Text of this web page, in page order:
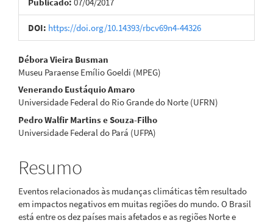
de
artigos
DOI: https://doi.org/10.14393/rbcv69n4-44326
Conteúdo
do
artigo
principal
Débora Vieira Busman
Museu Paraense Emílio Goeldi (MPEG)
Venerando Eustáquio Amaro
Universidade Federal do Rio Grande do Norte (UFRN)
Pedro Walfir Martins e Souza-Filho
Universidade Federal do Pará (UFPA)
Resumo
Eventos relacionados às mudanças climáticas têm resultado
em impactos negativos em muitas regiões do mundo. O Brasil
está entre os dez países mais afetados e as regiões Norte e